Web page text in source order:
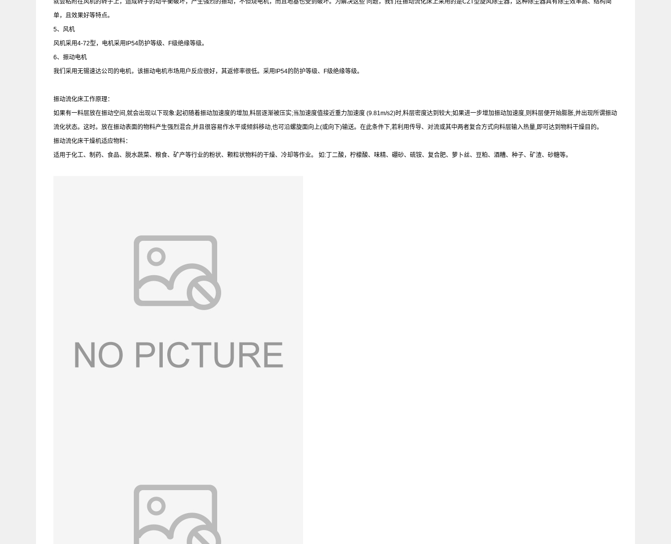
就会粘附在风机的转子上，造成转子的动平衡破坏，产生强烈的振动，不但烧电机，而且地基也受到破坏。为解决这些 问题，我们在振动流化床上采用的是CZT型旋风除尘器，这种除尘器具有除尘效率高、结构简
单，且效果好等特点。
5、风机
风机采用4-72型，电机采用IP54防护等级、F级绝缘等级。
6、振动电机
我们采用无锡速达公司的电机，该振动电机市场用户反应很好，其返修率很低。采用IP54的防护等级、F级绝缘等级。
振动流化床工作原理：
如果有一料层放在振动空间,就会出现以下现象:起初随着振动加速度的增加,料层逐渐被压实;当加速度值接近重力加速度 (9.81m/s2)时,料层密度达到较大;如果进一步增加振动加速度,则料层便开始膨胀,并出现所谓振动
流化状态。这时。放在振动表面的物料产生强烈混合,并且很容易作水平或倾斜移动,也可沿螺旋面向上(或向下)输送。在此条件下,若利用传导、对流或其中两者复合方式向料层输入热量,即可达到物料干燥目的。
振动流化床干燥机适应物料：
适用于化工、制药、食品、脱水蔬菜、粮食、矿产等行业的粉状、颗粒状物料的干燥、冷却等作业。 如:丁二酸，柠檬酸、味精、硼砂、硫铵、复合肥、萝卜丝、豆粕、酒糟、种子、矿渣、砂糖等。